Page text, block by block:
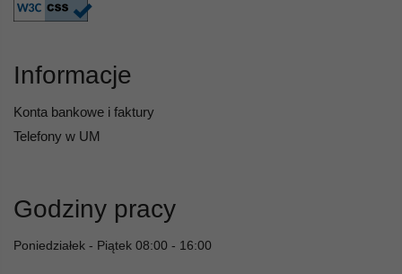
Informacje
Konta bankowe i faktury
Telefony w UM
Godziny pracy
Poniedziałek - Piątek 08:00 - 16:00